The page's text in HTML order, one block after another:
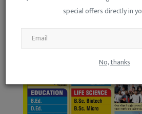
special offers directly in
No, thanks